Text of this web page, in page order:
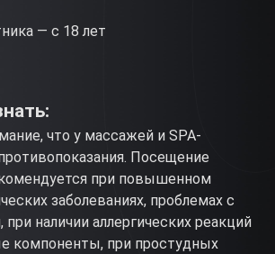
— с 18 лет
что у массажей и SPA-
Посещение
при повышенном
заболеваниях, проблемах с
наличии аллергических реакций
компоненты, при простудных